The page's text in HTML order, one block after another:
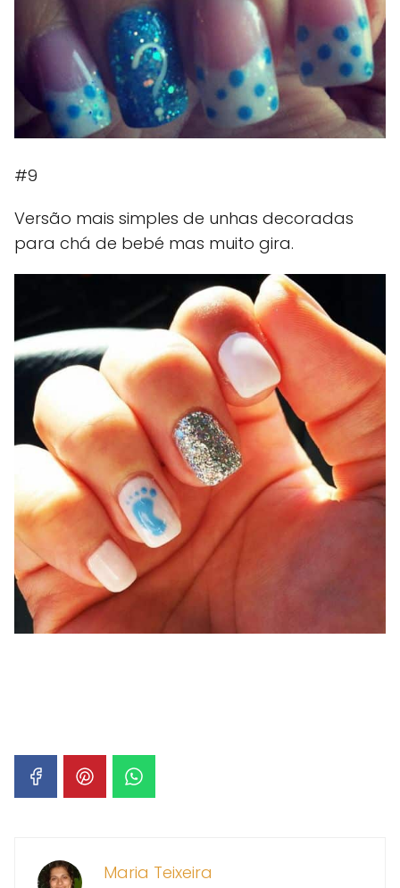
#9
Versão mais simples de unhas decoradas
para chá de bebé mas muito gira.
Maria Teixeira